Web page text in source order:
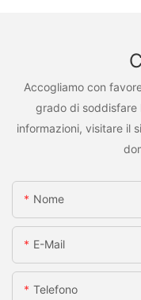
Accogliamo con
grado di soddisfare
informazioni, visitare il
Nome
E-Mail
Telefono